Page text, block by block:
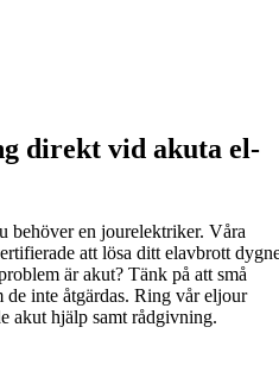
direkt vid akuta el-
behöver en jourelektriker. Våra
att lösa ditt elavbrott
är akut? Tänk på att små
inte åtgärdas. Ring vår eljour
akut hjälp samt rådgivning.